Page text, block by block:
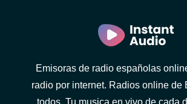
Emisoras de radio españolas
radio por internet. Radios online de
todos. Tu musica en vivo de cada